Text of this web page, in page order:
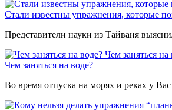
Стали известны упражнения, которые
Представители науки из Тайваня
Чем заняться на
Чем заняться на воде?
Во время отпуска на морях и реках у